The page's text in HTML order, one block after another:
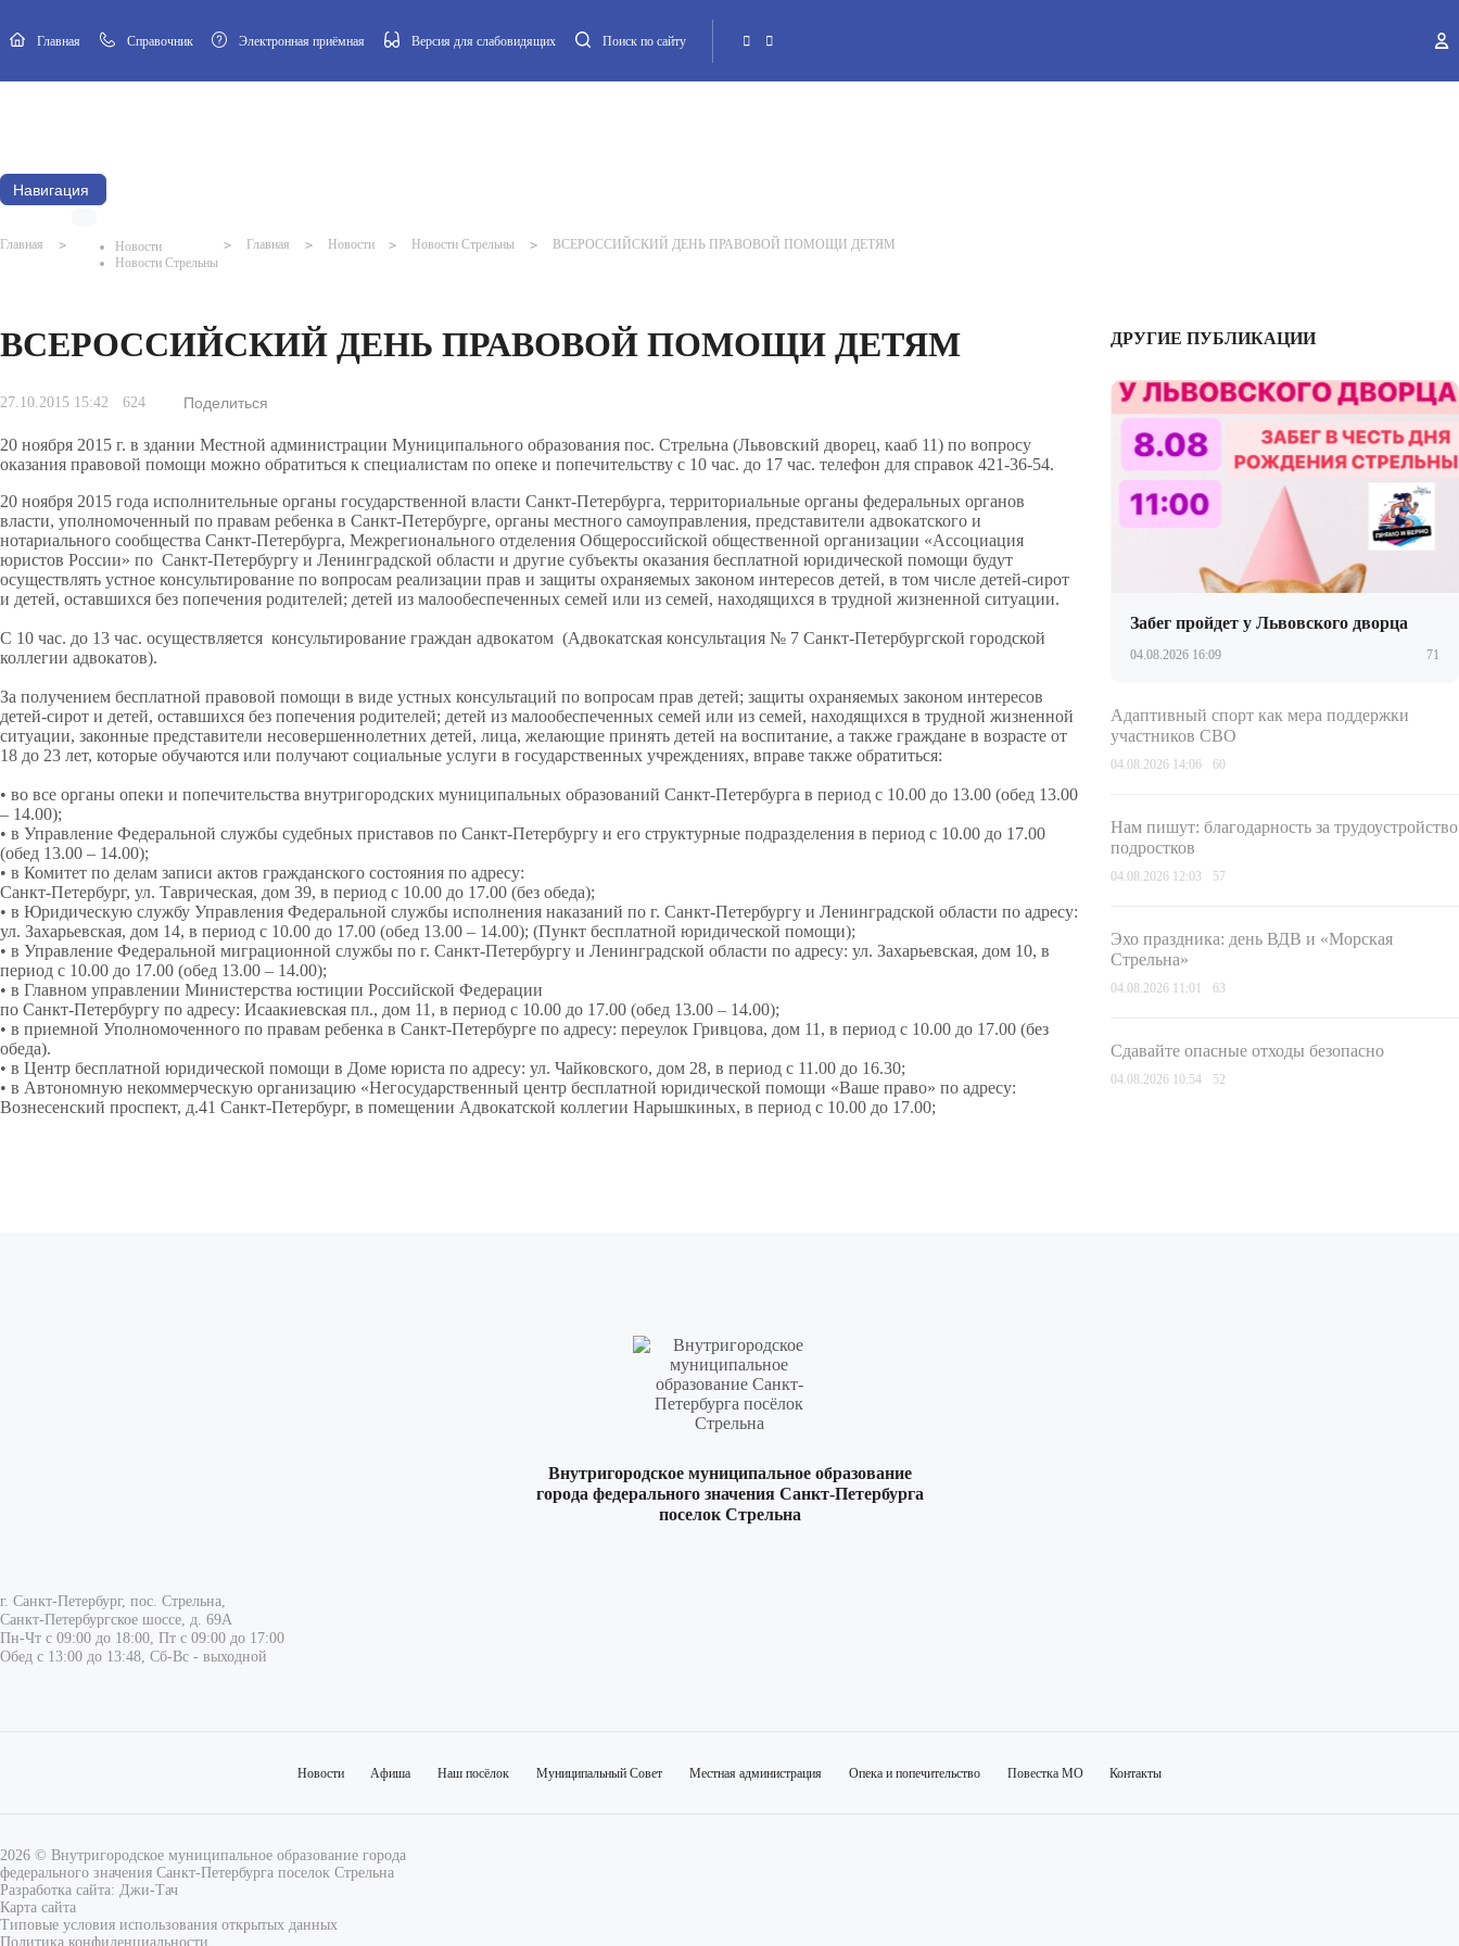
Главная Cправочник Электронная приёмная Версия для слабовидящих Поиск по сайту
Навигация
Главная >
Новости
Новости Стрельны
> Главная > Новости > Новости Стрельны > ВСЕРОССИЙСКИЙ ДЕНЬ ПРАВОВОЙ ПОМОЩИ ДЕТЯМ
ВСЕРОССИЙСКИЙ ДЕНЬ ПРАВОВОЙ ПОМОЩИ ДЕТЯМ
27.10.2015 15:42 624 Поделиться
20 ноября 2015 г. в здании Местной администрации Муниципального образования пос. Стрельна (Львовский дворец, кааб 11) по вопросу
оказания правовой помощи можно обратиться к специалистам по опеке и попечительству с 10 час. до 17 час. телефон для справок 421-36-54.
20 ноября 2015 года исполнительные органы государственной власти Санкт-Петербурга, территориальные органы федеральных органов
власти, уполномоченный по правам ребенка в Санкт-Петербурге, органы местного самоуправления, представители адвокатского и
нотариального сообщества Санкт-Петербурга, Межрегионального отделения Общероссийской общественной организации «Ассоциация
юристов России» по Санкт-Петербургу и Ленинградской области и другие субъекты оказания бесплатной юридической помощи будут
осуществлять устное консультирование по вопросам реализации прав и защиты охраняемых законом интересов детей, в том числе детей-сирот
и детей, оставшихся без попечения родителей; детей из малообеспеченных семей или из семей, находящихся в трудной жизненной ситуации.
С 10 час. до 13 час. осуществляется консультирование граждан адвокатом (Адвокатская консультация № 7 Санкт-Петербургской городской
коллегии адвокатов).
За получением бесплатной правовой помощи в виде устных консультаций по вопросам прав детей; защиты охраняемых законом интересов
детей-сирот и детей, оставшихся без попечения родителей; детей из малообеспеченных семей или из семей, находящихся в трудной жизненной
ситуации, законные представители несовершеннолетних детей, лица, желающие принять детей на воспитание, а также граждане в возрасте от
18 до 23 лет, которые обучаются или получают социальные услуги в государственных учреждениях, вправе также обратиться:
• во все органы опеки и попечительства внутригородских муниципальных образований Санкт-Петербурга в период с 10.00 до 13.00 (обед 13.00
– 14.00);
• в Управление Федеральной службы судебных приставов по Санкт-Петербургу и его структурные подразделения в период с 10.00 до 17.00
(обед 13.00 – 14.00);
• в Комитет по делам записи актов гражданского состояния по адресу:
Санкт-Петербург, ул. Таврическая, дом 39, в период с 10.00 до 17.00 (без обеда);
• в Юридическую службу Управления Федеральной службы исполнения наказаний по г. Санкт-Петербургу и Ленинградской области по адресу:
ул. Захарьевская, дом 14, в период с 10.00 до 17.00 (обед 13.00 – 14.00); (Пункт бесплатной юридической помощи);
• в Управление Федеральной миграционной службы по г. Санкт-Петербургу и Ленинградской области по адресу: ул. Захарьевская, дом 10, в
период с 10.00 до 17.00 (обед 13.00 – 14.00);
• в Главном управлении Министерства юстиции Российской Федерации
по Санкт-Петербургу по адресу: Исаакиевская пл., дом 11, в период с 10.00 до 17.00 (обед 13.00 – 14.00);
• в приемной Уполномоченного по правам ребенка в Санкт-Петербурге по адресу: переулок Гривцова, дом 11, в период с 10.00 до 17.00 (без
обеда).
• в Центр бесплатной юридической помощи в Доме юриста по адресу: ул. Чайковского, дом 28, в период с 11.00 до 16.30;
• в Автономную некоммерческую организацию «Негосударственный центр бесплатной юридической помощи «Ваше право» по адресу:
Вознесенский проспект, д.41 Санкт-Петербург, в помещении Адвокатской коллегии Нарышкиных, в период с 10.00 до 17.00;
ДРУГИЕ ПУБЛИКАЦИИ
Забег пройдет у Львовского дворца
04.08.2026 16:09 71
Адаптивный спорт как мера поддержки
участников СВО
04.08.2026 14:06 60
Нам пишут: благодарность за трудоустройство
подростков
04.08.2026 12:03 57
Эхо праздника: день ВДВ и «Морская
Стрельна»
04.08.2026 11:01 63
Сдавайте опасные отходы безопасно
04.08.2026 10:54 52
Внутригородское муниципальное образование
города федерального значения Санкт-Петербурга
поселок Стрельна
г. Санкт-Петербург, пос. Стрельна,
Санкт-Петербургское шоссе, д. 69А
Пн-Чт с 09:00 до 18:00, Пт с 09:00 до 17:00
Обед с 13:00 до 13:48, Сб-Вс - выходной
Новости Афиша Наш посёлок Муниципальный Совет Местная администрация Опека и попечительство Повестка МО Контакты
2026 © Внутригородское муниципальное образование города
федерального значения Санкт-Петербурга поселок Стрельна
Разработка сайта: Джи-Тач
Карта сайта
Типовые условия использования открытых данных
Политика конфиденциальности